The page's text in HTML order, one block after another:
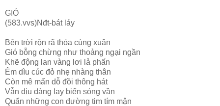
GIÓ
(583.vvs)Nđt-bát láy
Bên trời rộn rã thỏa cùng xuân
Gió bỗng chừng như thoảng ngại ngần
Khẽ động lan vàng lơi lả phấn
Êm dìu cúc đỏ nhẹ nhàng thân
Còn mê mẩn dỗ đồi thông hát
Vẫn dịu dàng lay biển sóng vần
Quẩn những con đường tim tím mận